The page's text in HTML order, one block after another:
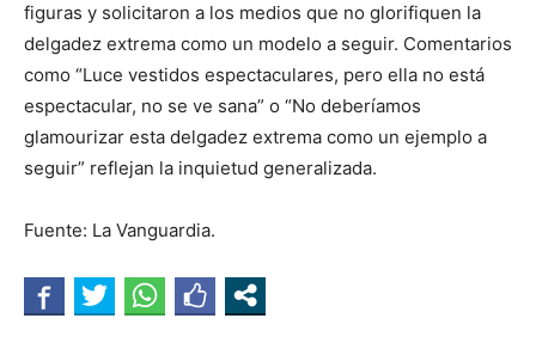
figuras y solicitaron a los medios que no glorifiquen la
delgadez extrema como un modelo a seguir. Comentarios
como “Luce vestidos espectaculares, pero ella no está
espectacular, no se ve sana” o “No deberíamos
glamourizar esta delgadez extrema como un ejemplo a
seguir” reflejan la inquietud generalizada.
Fuente: La Vanguardia.